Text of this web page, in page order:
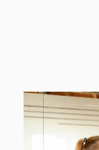
Was ist
kostenlos